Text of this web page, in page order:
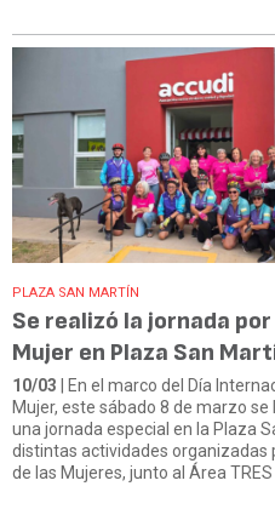
PLAZA SAN MARTÍN
Se realizó la jornada por
Mujer en Plaza San
10/03 | En el marco del Día
Mujer, este sábado 8 de marzo se
una jornada especial en la Plaza
distintas actividades organizadas
de las Mujeres, junto al Área TRES